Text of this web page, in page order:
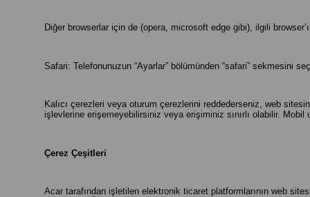
Diğer browserlar için de (opera, microsoft edge gibi), ilgili
Safari: Telefonunuzun “Ayarlar” bölümünden “safari” sekmesini
Kalıcı çerezleri veya oturum çerezlerini reddederseniz, web
işlevlerine erişemeyebilirsiniz veya erişiminiz sınırlı olabilir.
Çerez Çeşitleri
Acar tarafından işletilen elektronik ticaret platformlarının web